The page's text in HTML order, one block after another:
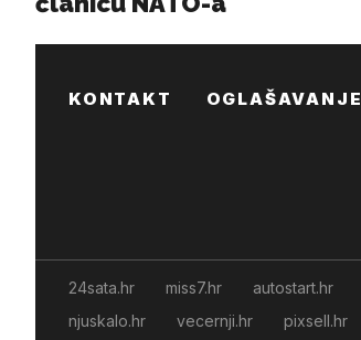
KONTAKT OGLAŠAVANJE
24sata.hr miss7.hr autostart.hr
njuskalo.hr
vecernji.hr pixsell.hr